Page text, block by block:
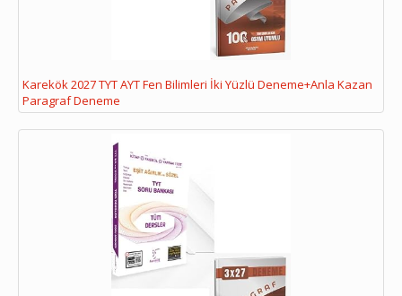
Karekök 2027 TYT AYT Fen Bilimleri İki Yüzlü Deneme+Anla Kazan
Paragraf Deneme